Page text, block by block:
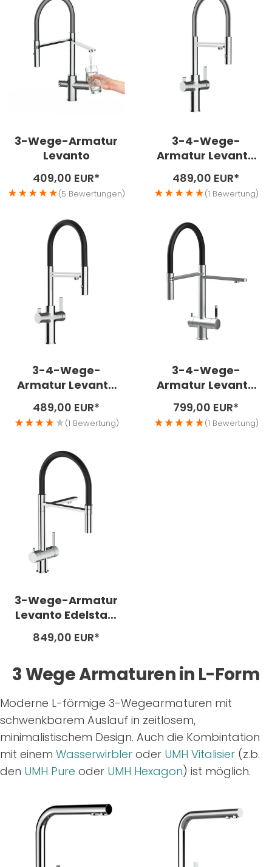
3-Wege-Armatur
Levanto
Angebotspreis
409,00 EUR*
(5 Bewertungen)
3-4-Wege-
Armatur Levanto
Neo Messing
verchromt
Angebotspreis
489,00 EUR*
(1 Bewertung)
3-4-Wege-
Armatur Levanto
Neo Messing mit
schwarzem Flex-
Schlauch
Angebotspreis
489,00 EUR*
(1 Bewertung)
3-4-Wege-
Armatur Levanto
Edelstahl matt
gebürstet
Angebotspreis
799,00 EUR*
(1 Bewertung)
3-Wege-Armatur
Levanto Edelstahl
glänzend poliert
Angebotspreis
849,00 EUR*
3 Wege Armaturen in L-Form
Moderne L-förmige 3-Wegearmaturen mit
schwenkbarem Auslauf in zeitlosem,
minimalistischem Design. Auch die Kombintation
mit einem Wasserwirbler oder UMH Vitalisier (z.b.
den UMH Pure oder UMH Hexagon) ist möglich.